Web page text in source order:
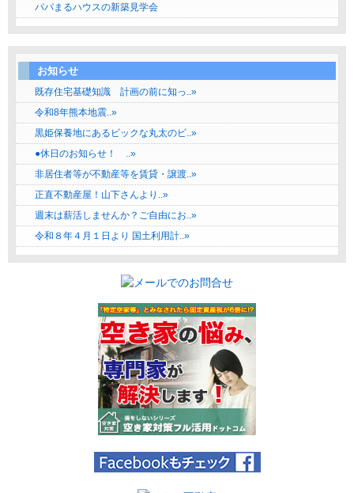
パパまるハウスの新築見学会
お知らせ
既存住宅基礎知識 計画の前に知っ..»
令和8年熊本地震..»
黒姫保養地にあるビックな丸太のビ..»
●休日のお知らせ！ ..»
非居住者等が不動産等を賃貸・譲渡..»
正直不動産屋！山下さんより..»
週末は薪活しませんか？ご自由にお..»
令和８年４月１日より 国土利用計..»